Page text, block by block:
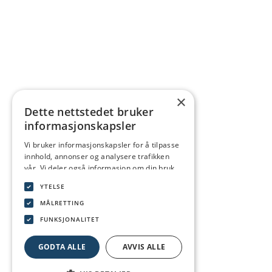
×
Dette nettstedet bruker
informasjonskapsler
Vi bruker informasjonskapsler for å tilpasse
innhold, annonser og analysere trafikken
vår. Vi deler også informasjon om din bruk
og analysepartnere som kan kombinere den
med annen informasjon du har gitt dem
eller som de har samlet inn fra din bruk av
tjenestene deres.
YTELSE
MÅLRETTING
FUNKSJONALITET
GODTA ALLE AVVIS ALLE